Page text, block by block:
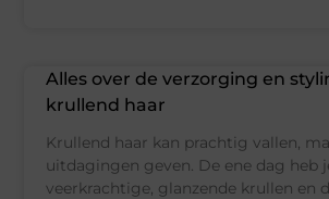
Alles over de verzorging en
krullend haar
Krullend haar kan prachtig vallen,
uitdagingen geven. De ene dag heb
veerkrachtige, glanzende krullen en